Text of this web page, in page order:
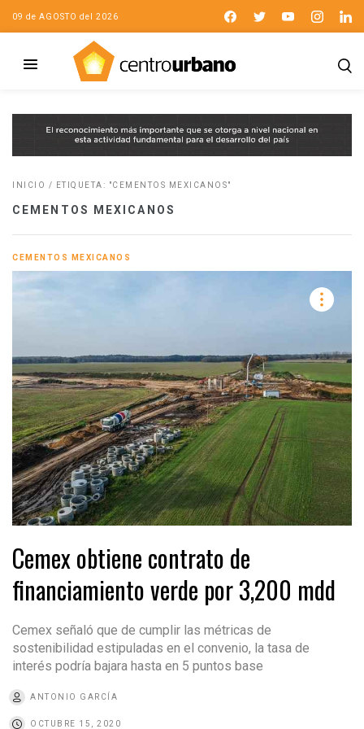
09 de AGOSTO del 2026
INICIO / ETIQUETA: "CEMENTOS MEXICANOS"
CEMENTOS MEXICANOS
CEMENTOS MEXICANOS
Cemex obtiene contrato de
financiamiento verde por 3,200 mdd
Cemex señaló que de cumplir las métricas de
sostenibilidad estipuladas en el convenio, la tasa de
interés podría bajara hasta en 5 puntos base
ANTONIO GARCÍA
OCTUBRE 15, 2020